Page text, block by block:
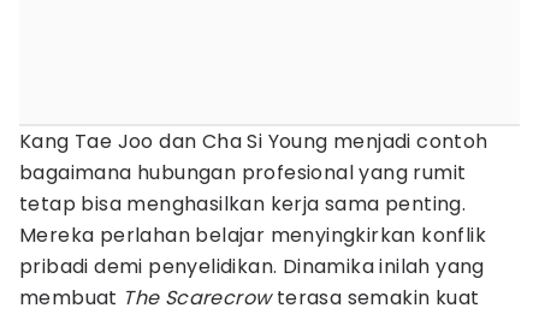
Kang Tae Joo dan Cha Si Young menjadi contoh
bagaimana hubungan profesional yang rumit
tetap bisa menghasilkan kerja sama penting.
Mereka perlahan belajar menyingkirkan konflik
pribadi demi penyelidikan. Dinamika inilah yang
membuat The Scarecrowterasa semakin kuat